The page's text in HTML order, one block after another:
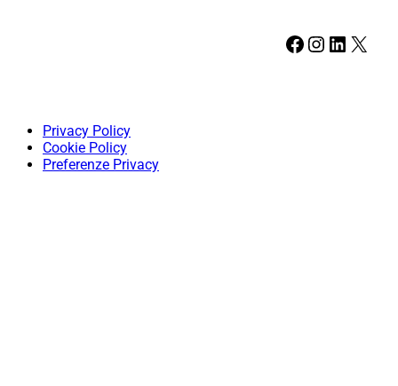
Facebook Instagram LinkedIn X
Privacy Policy
Cookie Policy
Preferenze Privacy